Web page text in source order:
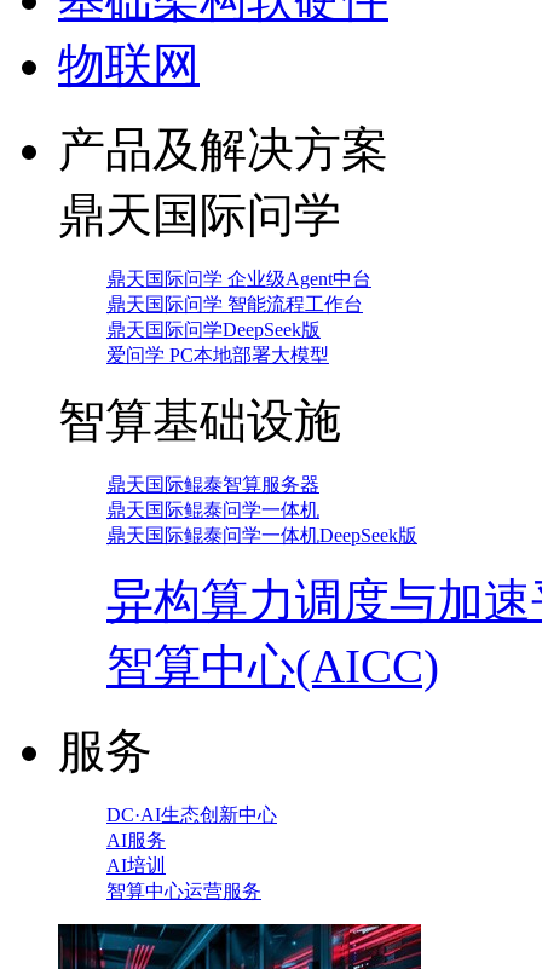
物联网
产品及解决方案
鼎天国际问学
鼎天国际问学 企业级Agent中台
鼎天国际问学 智能流程工作台
鼎天国际问学DeepSeek版
爱问学 PC本地部署大模型
智算基础设施
鼎天国际鲲泰智算服务器
鼎天国际鲲泰问学一体机
鼎天国际鲲泰问学一体机DeepSeek版
异构算力调度与加
智算中心(AICC)
服务
DC·AI生态创新中心
AI服务
AI培训
智算中心运营服务